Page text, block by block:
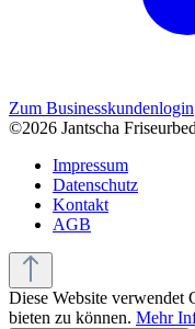
Zum Businesskundenlogin
©2026 Jantscha
Impressum
Datenschutz
Kontakt
AGB
Diese Website verwendet
bieten zu können. Mehr